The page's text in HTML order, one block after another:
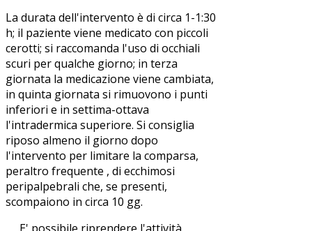
La durata dell'intervento è di circa 1-1:30
h; il paziente viene medicato con piccoli
cerotti; si raccomanda l'uso di occhiali
scuri per qualche giorno; in terza
giornata la medicazione viene cambiata,
in quinta giornata si rimuovono i punti
inferiori e in settima-ottava
l'intradermica superiore. Si consiglia
riposo almeno il giorno dopo
l'intervento per limitare la comparsa,
peraltro frequente , di ecchimosi
peripalpebrali che, se presenti,
scompaiono in circa 10 gg.